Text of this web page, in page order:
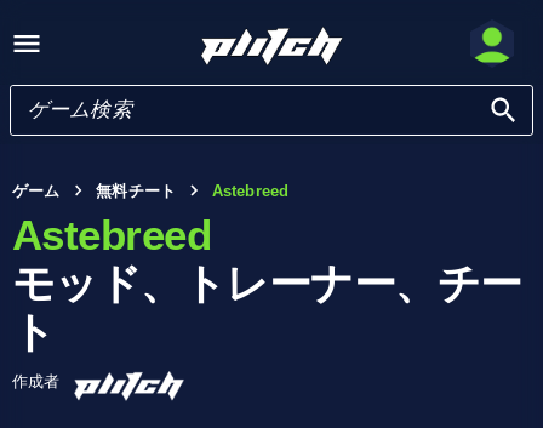
ゲーム 無料チート Astebreed
Astebreed
モッド、トレーナー、チー
ト
作成者